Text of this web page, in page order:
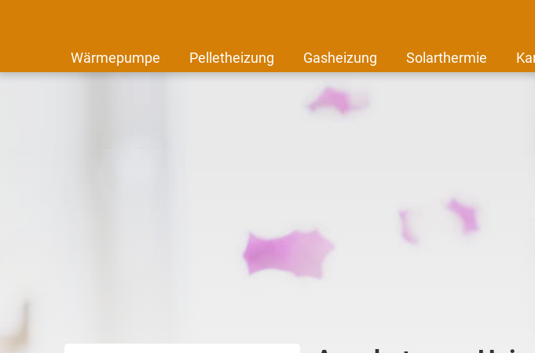
Wärmepumpe Pelletheizung Gasheizung Solarthermie